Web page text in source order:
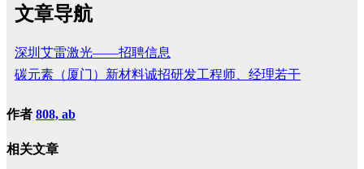
文章导航
深圳艾雷激光——招聘信息
碳元素（厦门）新材料诚招研发工程师、经理若干
作者 808, ab
相关文章